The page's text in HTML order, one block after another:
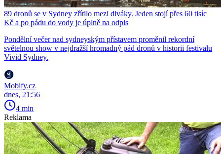
89 dronů se v Sydney zřítilo mezi diváky. Jeden stojí přes 60 tisíc
Kč a po pádu do vody je úplně na odpis
Pondělní večer nad sydneyským přístavem proměnil rekordní
světelnou show v nejdražší hromadný pád dronů v historii festivalu
Vivid Sydney.
Mobify.cz
dnes, 21:56
4 min
Reklama